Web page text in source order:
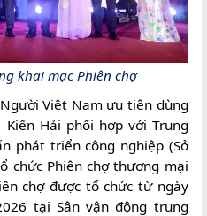
khai mạc Phiên chợ
Việt Nam ưu tiên dùng
Kiến Hải phối hợp với Trung
phát triển công nghiệp (Sở
chức Phiên chợ thương mại
chợ được tổ chức từ ngày
tại Sân vận động trung